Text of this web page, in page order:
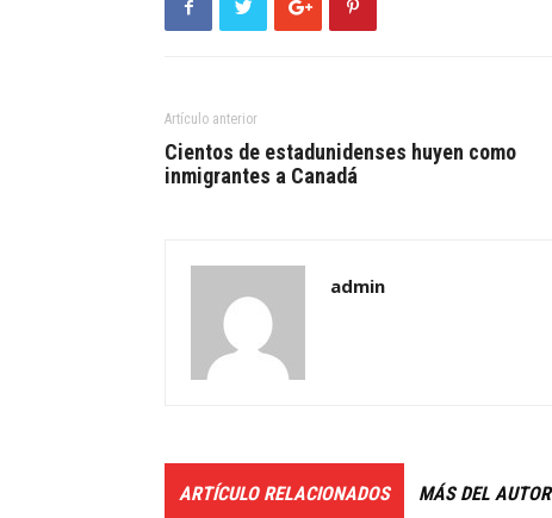
Artículo anterior
Cientos de estadunidenses huyen como
inmigrantes a Canadá
admin
ARTÍCULO RELACIONADOS MÁS DEL AUTOR